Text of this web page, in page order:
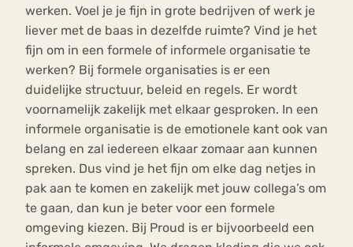
werken. Voel je je fijn in grote bedrijven of werk je
liever met de baas in dezelfde ruimte? Vind je het
fijn om in een formele of informele organisatie te
werken? Bij formele organisaties is er een
duidelijke structuur, beleid en regels. Er wordt
voornamelijk zakelijk met elkaar gesproken. In een
informele organisatie is de emotionele kant ook van
belang en zal iedereen elkaar zomaar aan kunnen
spreken. Dus vind je het fijn om elke dag netjes in
pak aan te komen en zakelijk met jouw collega’s om
te gaan, dan kun je beter voor een formele
omgeving kiezen. Bij Proud is er bijvoorbeeld een